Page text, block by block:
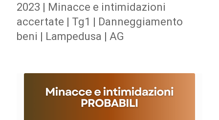
2023 | Minacce e intimidazioni
accertate | Tg1 | Danneggiamento
beni | Lampedusa | AG